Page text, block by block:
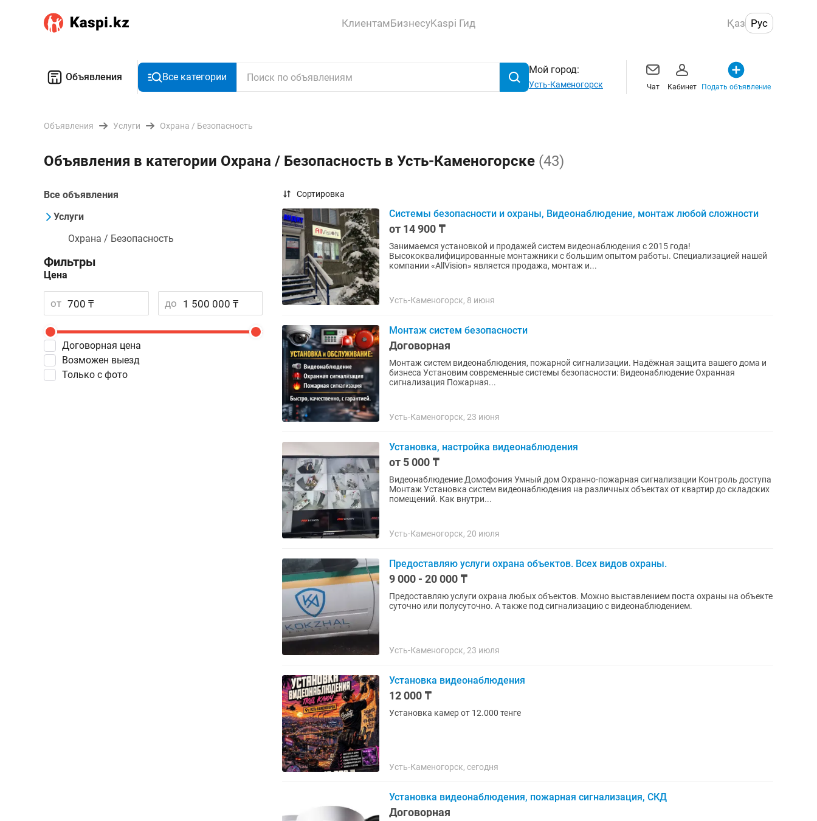
КлиентамБизнесуKaspi Гид Қаз Рус
Объявления Все категории
Мой город:
Усть-Каменогорск Чат Кабинет Подать объявление
Объявления Услуги Охрана / Безопасность
Объявления в категории Охрана / Безопасность в Усть-Каменогорске (43)
Все объявления
Услуги
Охрана / Безопасность
Фильтры
Цена
от до
Договорная цена
Возможен выезд
Только с фото
Сортировка
Системы безопасности и охраны, Видеонаблюдение, монтаж любой сложности
от 14 900 ₸
Занимаемся установкой и продажей систем видеонаблюдения с 2015 года!
Высококвалифицированные монтажники с большим опытом работы. Специализацией нашей
компании «AllVision» является продажа, монтаж и...
Усть-Каменогорск, 8 июня
Монтаж систем безопасности
Договорная
Монтаж систем видеонаблюдения, пожарной сигнализации. Надёжная защита вашего дома и
бизнеса Установим современные системы безопасности: Видеонаблюдение Охранная
сигнализация Пожарная...
Усть-Каменогорск, 23 июня
Установка, настройка видеонаблюдения
от 5 000 ₸
Видеонаблюдение Домофония Умный дом Охранно-пожарная сигнализации Контроль доступа
Монтаж Установка систем видеонаблюдения на различных объектах от квартир до складских
помещений. Как внутри...
Усть-Каменогорск, 20 июля
Предоставляю услуги охрана объектов. Всех видов охраны.
9 000 - 20 000 ₸
Предоставляю услуги охрана любых объектов. Можно выставлением поста охраны на объекте
суточно или полусуточно. А также под сигнализацию с видеонаблюдением.
Усть-Каменогорск, 23 июля
Установка видеонаблюдения
12 000 ₸
Установка камер от 12.000 тенге
Усть-Каменогорск, сегодня
Установка видеонаблюдения, пожарная сигнализация, СКД
Договорная